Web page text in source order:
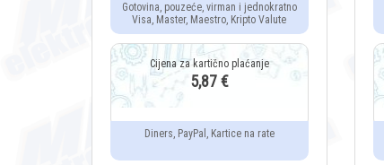
Gotovina, pouzeće, virman i jednokratno
Visa, Master, Maestro, Kripto Valute
5,87 €
Diners, PayPal, Kartice na rate